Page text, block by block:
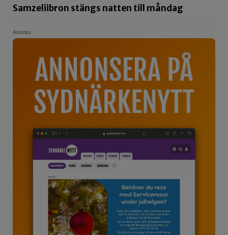
Samzeliibron stängs natten till måndag
Annons